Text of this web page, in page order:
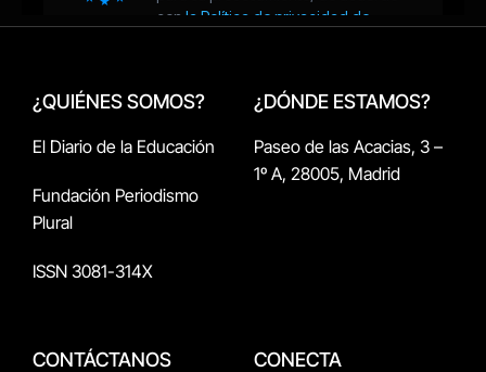
¿QUIÉNES SOMOS?
El Diario de la Educación
Fundación Periodismo
Plural
ISSN 3081-314X
¿DÓNDE ESTAMOS?
Paseo de las Acacias, 3 –
1º A, 28005, Madrid
CONTÁCTANOS CONECTA